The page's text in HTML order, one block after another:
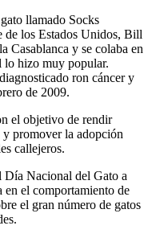
llamado Socks
de los Estados Unidos, Bill
Casablanca y se colaba en
lo hizo muy popular.
ron cáncer y
de 2009.
el objetivo de rendir
y promover la adopción
callejeros.
Día Nacional del Gato a
en el comportamiento de
el gran número de gatos